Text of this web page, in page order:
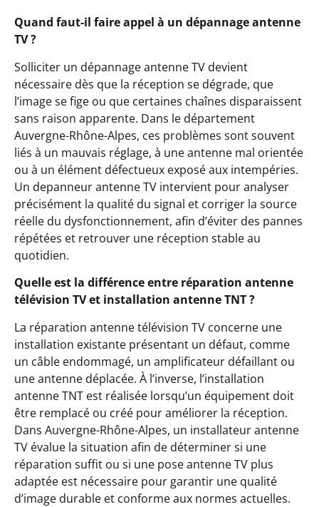
Quand faut-il faire appel à un dépannage antenne
TV ?
Solliciter un dépannage antenne TV devient
nécessaire dès que la réception se dégrade, que
l’image se fige ou que certaines chaînes disparaissent
sans raison apparente. Dans le département
Auvergne-Rhône-Alpes, ces problèmes sont souvent
liés à un mauvais réglage, à une antenne mal orientée
ou à un élément défectueux exposé aux intempéries.
Un depanneur antenne TV intervient pour analyser
précisément la qualité du signal et corriger la source
réelle du dysfonctionnement, afin d’éviter des pannes
répétées et retrouver une réception stable au
quotidien.
Quelle est la différence entre réparation antenne
télévision TV et installation antenne TNT ?
La réparation antenne télévision TV concerne une
installation existante présentant un défaut, comme
un câble endommagé, un amplificateur défaillant ou
une antenne déplacée. À l’inverse, l’installation
antenne TNT est réalisée lorsqu’un équipement doit
être remplacé ou créé pour améliorer la réception.
Dans Auvergne-Rhône-Alpes, un installateur antenne
TV évalue la situation afin de déterminer si une
réparation suffit ou si une pose antenne TV plus
adaptée est nécessaire pour garantir une qualité
d’image durable et conforme aux normes actuelles.